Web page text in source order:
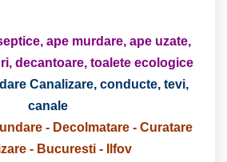
ape murdare, ape uzate,
decantoare, toalete ecologice
Canalizare, conducte, tevi,
canale
- Decolmatare - Curatare
- Bucuresti - Ilfov